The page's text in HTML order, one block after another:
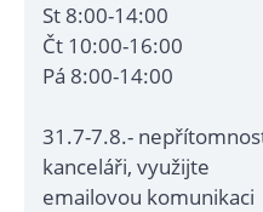
St 8:00-14:00
Čt 10:00-16:00
Pá 8:00-14:00
31.7-7.8.-
kanceláři, využijte
emailovou komunikaci